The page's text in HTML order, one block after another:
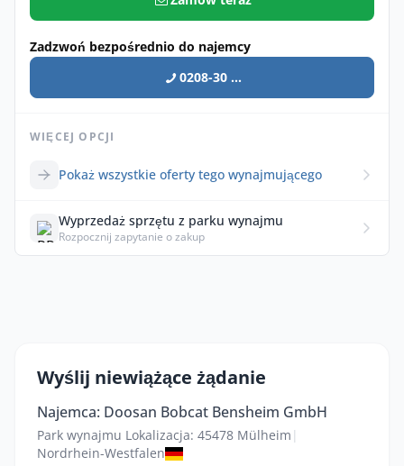
Zadzwoń bezpośrednio do najemcy
0208-30 ...
WIĘCEJ OPCJI
Pokaż wszystkie oferty tego wynajmującego
Wyprzedaż sprzętu z parku wynajmu
Rozpocznij zapytanie o zakup
Wyślij niewiążące żądanie
Najemca: Doosan Bobcat Bensheim GmbH
Park wynajmu Lokalizacja: 45478 Mülheim |
Nordrhein-Westfalen